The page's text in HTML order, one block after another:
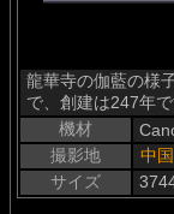
龍華寺の伽藍の様
で、創建は247年で
機材
撮影地
中国
サイズ